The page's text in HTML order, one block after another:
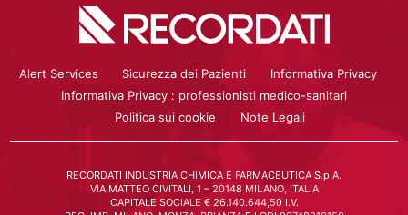
Alert Services Sicurezza dei Pazienti
Informativa Privacy
Informativa Privacy : professionisti medico-sanitari
Politica sui cookie
Note Legali
RECORDATI INDUSTRIA CHIMICA E FARMACEUTICA S.p.A.
VIA MATTEO CIVITALI, 1 – 20148 MILANO, ITALIA
CAPITALE SOCIALE € 26.140.644,50 I.V.